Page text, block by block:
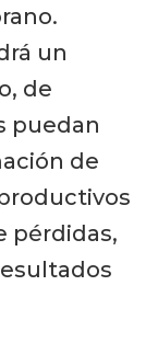
un
de
puedan
de
pérdidas,